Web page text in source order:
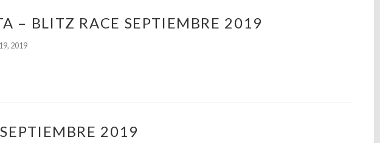
– BLITZ RACE SEPTIEMBRE 2019
2019
2019